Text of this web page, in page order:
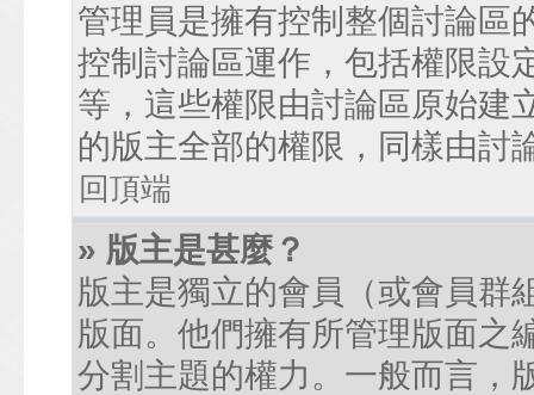
管理員是擁有控制整個討論區
控制討論區運作，包括權限設
等，這些權限由討論區原始建
的版主全部的權限，同樣由討
回頂端
» 版主是甚麼？
版主是獨立的會員（或會員群
版面。他們擁有所管理版面之
分割主題的權力。一般而言，